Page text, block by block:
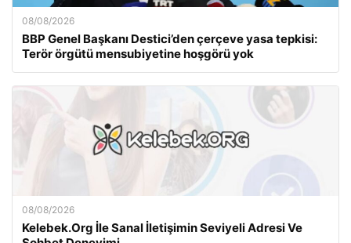
08/08/2026
BBP Genel Başkanı Destici’den çerçeve yasa tepkisi:
Terör örgütü mensubiyetine hoşgörü yok
08/08/2026
Kelebek.Org İle Sanal İletişimin Seviyeli Adresi Ve